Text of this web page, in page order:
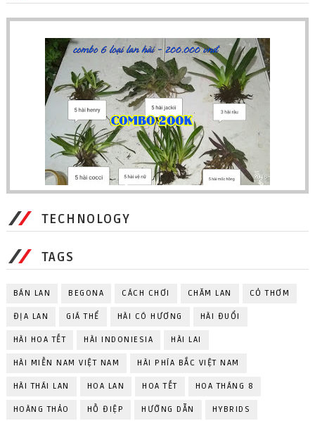
TECHNOLOGY
TAGS
BÁN LAN BEGONA CÁCH CHƠI CHĂM LAN CỎ THƠM
ĐỊA LAN GIÁ THỂ HÀI CÓ HƯƠNG HÀI ĐUỔI
HÀI HOA TẾT HÀI INDONIESIA HÀI LAI
HÀI MIỀN NAM VIỆT NAM HÀI PHÍA BẮC VIỆT NAM
HÀI THÁI LAN HOA LAN HOA TẾT HOA THÁNG 8
HOÀNG THẢO HỒ ĐIỆP HƯỚNG DẪN HYBRIDS